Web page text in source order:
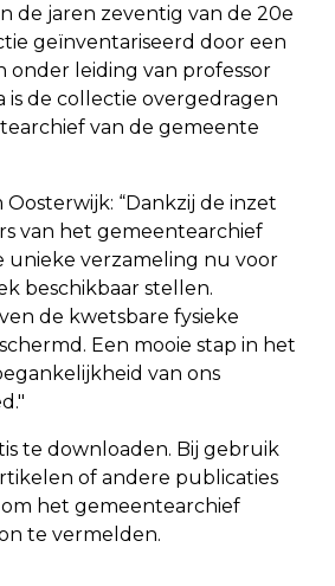
de jaren zeventig van de 20e
geïnventariseerd door een
leiding van professor
is de collectie overgedragen
van de gemeente
“Dankzij de inzet
van het gemeentearchief
unieke verzameling nu voor
beschikbaar stellen.
de kwetsbare fysieke
Een mooie stap in het
van ons
te downloaden. Bij gebruik
of andere publicaties
het gemeentearchief
te vermelden.